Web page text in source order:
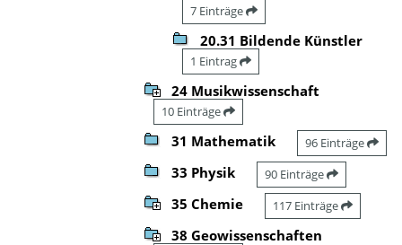
7 Einträge
20.31 Bildende Künstler
1 Eintrag
24 Musikwissenschaft
10 Einträge
31 Mathematik 96 Einträge
33 Physik 90 Einträge
35 Chemie 117 Einträge
38 Geowissenschaften